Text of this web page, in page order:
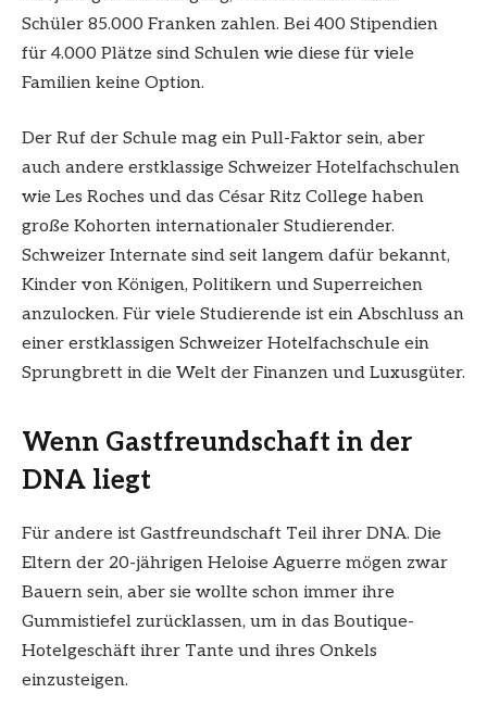
Schüler 85.000 Franken zahlen. Bei 400 Stipendien
für 4.000 Plätze sind Schulen wie diese für viele
Familien keine Option.
Der Ruf der Schule mag ein Pull-Faktor sein, aber
auch andere erstklassige Schweizer Hotelfachschulen
wie Les Roches und das César Ritz College haben
große Kohorten internationaler Studierender.
Schweizer Internate sind seit langem dafür bekannt,
Kinder von Königen, Politikern und Superreichen
anzulocken. Für viele Studierende ist ein Abschluss an
einer erstklassigen Schweizer Hotelfachschule ein
Sprungbrett in die Welt der Finanzen und Luxusgüter.
Wenn Gastfreundschaft in der
DNA liegt
Für andere ist Gastfreundschaft Teil ihrer DNA. Die
Eltern der 20-jährigen Heloise Aguerre mögen zwar
Bauern sein, aber sie wollte schon immer ihre
Gummistiefel zurücklassen, um in das Boutique-
Hotelgeschäft ihrer Tante und ihres Onkels
einzusteigen.